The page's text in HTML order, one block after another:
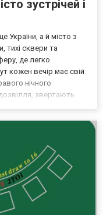
зустрічей і
України, а й місто з
тихі сквери та
де легко
кожен вечір має свій
нічного
звертають